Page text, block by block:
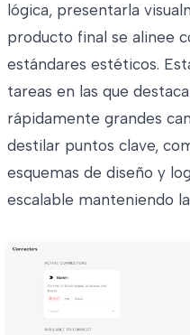
lógica, presentarla
producto final se alinee
estándares estéticos.
tareas en las que
rápidamente grandes
destilar puntos clave,
esquemas de diseño y
escalable manteniendo